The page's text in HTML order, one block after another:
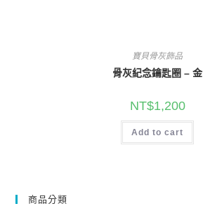
寶貝骨灰飾品
骨灰紀念鑰匙圈 – 金
NT$1,200
Add to cart
商品分類